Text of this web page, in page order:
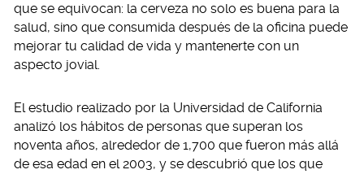
que se equivocan: la cerveza no solo es buena para la
salud, sino que consumida después de la oficina puede
mejorar tu calidad de vida y mantenerte con un
aspecto jovial.
El estudio realizado por la Universidad de California
analizó los hábitos de personas que superan los
noventa años, alrededor de 1,700 que fueron más allá
de esa edad en el 2003, y se descubrió que los que